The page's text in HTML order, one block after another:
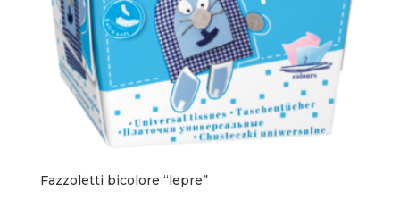
Fazzoletti bicolore “lepre”